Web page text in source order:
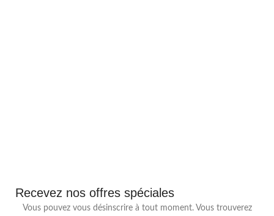
Recevez nos offres spéciales
Vous pouvez vous désinscrire à tout moment. Vous trouverez